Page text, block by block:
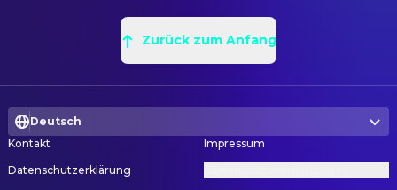
Zurück zum Anfang
Deutsch
Kontakt
Impressum
Datenschutzerklärung